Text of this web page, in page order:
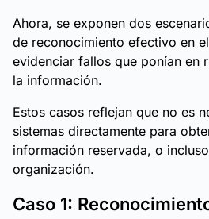
Ahora, se exponen dos
de reconocimiento efectivo en
evidenciar fallos que ponían en
la información.
Estos casos reflejan que no es
sistemas directamente para
información reservada, o
organización.
Caso 1: